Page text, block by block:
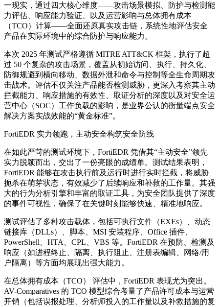
一现实，通过四大核心维度——攻击场景模拟、防护与检测能
力评估、响应能力验证、以及运营影响与总体拥有成本
（TCO）计算——全面还原真实攻击链，系统性地评估安全
产品在实际环境中的综合防护与响应能力。
本次 2025 年测试严格遵循 MITRE ATT&CK 框架，执行了超
过 50 个复杂的攻击场景，覆盖从初始访问、执行、持久化、
防御规避到横向移动、数据外泄和命令与控制等全生命周期攻
击战术。评估不仅关注产品能否检测威胁，更深入考察其主动
拦截能力、响应措施的有效性、取证分析的深度以及对安全运
营中心（SOC）工作负载的影响，是业界公认的衡量端点安全
解决方案实战效能的“黄金标准”。
FortiEDR 实力领跑，主动安全构筑安全防线
在如此严苛的测试环境下，FortiEDR 凭借其“主动安全”领先
实力脱颖而出，交出了一份亮眼的成绩单。测试结果表明，
FortiEDR 能够在攻击执行前及运行时进行实时拦截，将威胁
扼杀在萌芽状态，有效减少了后续响应和补救的工作量。其强
大的行为分析引擎和丰富的取证工具，为安全团队提供了深度
的事件可视性，确保了在关键时刻能够快速、精准地响应。
测试评估了多种攻击载体，包括可执行文件（EXEs）、动态
链接库（DLLs）、脚本、MSI 安装程序、Office 插件、
PowerShell、HTA、CPL、VBS 等。FortiEDR 在预防、检测及
响应（如进程终止、隔离、执行阻止、注册表编辑、网络/用
户隔离）等方面均展现出强大能力。
在总体拥有成本（TCO） 评估中，FortiEDR 表现尤为突出。
AV-Comparatives 的 TCO 模型综合考量了产品许可成本与运营
开销（包括误报处理、分析师投入的工作量以及补救措施的复